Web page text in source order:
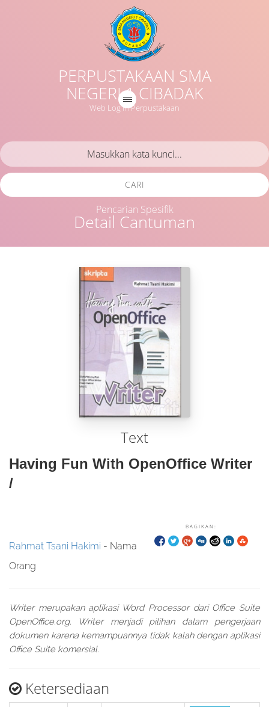
PERPUSTAKAAN SMA
NEGERI 1 CIBADAK
Web Log in Perpustakaan
Detail Cantuman
CARI
Pencarian Spesifik
Text
Having Fun With OpenOffice Writer
/
BAGIKAN:
Rahmat Tsani Hakimi - Nama
Orang
Writer merupakan aplikasi Word Processor dari Office Suite
OpenOffice.org. Writer menjadi pilihan dalam pengerjaan
dokumen karena kemampuannya tidak kalah dengan aplikasi
Office Suite komersial.
Ketersediaan